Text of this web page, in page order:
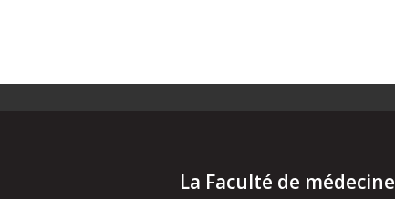
La Faculté de médecine